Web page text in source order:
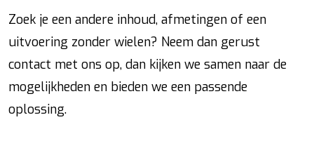
Zoek je een andere inhoud, afmetingen of een
uitvoering zonder wielen? Neem dan gerust
contact met ons op, dan kijken we samen naar de
mogelijkheden en bieden we een passende
oplossing.